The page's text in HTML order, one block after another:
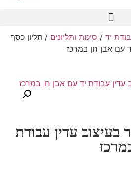
יד / סיכות ותליונים / תליון כסף
עם אבן חן במרכז
בעיצוב עדין עבודת